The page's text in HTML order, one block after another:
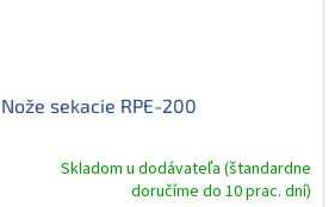
Nože sekacie RPE-200
Skladom u dodávateľa (štandardne
doručíme do 10 prac. dní)